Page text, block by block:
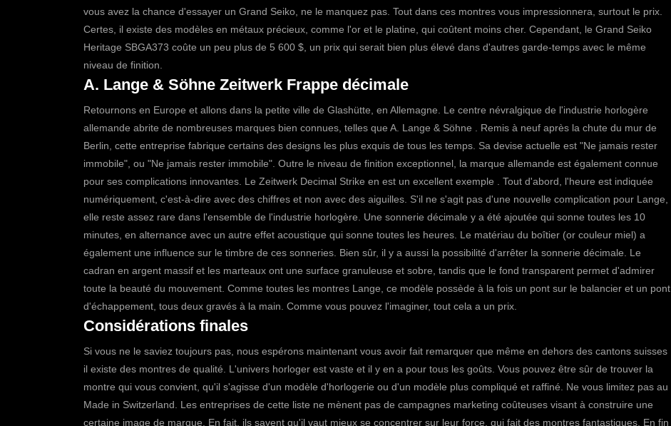
vous avez la chance d'essayer un Grand Seiko, ne le manquez pas. Tout dans ces montres vous impressionnera, surtout le prix.
Certes, il existe des modèles en métaux précieux, comme l'or et le platine, qui coûtent moins cher. Cependant, le Grand Seiko
Heritage SBGA373 coûte un peu plus de 5 600 $, un prix qui serait bien plus élevé dans d'autres garde-temps avec le même
niveau de finition.
A. Lange & Söhne Zeitwerk Frappe décimale
Retournons en Europe et allons dans la petite ville de Glashütte, en Allemagne. Le centre névralgique de l'industrie horlogère
allemande abrite de nombreuses marques bien connues, telles que A. Lange & Söhne . Remis à neuf après la chute du mur de
Berlin, cette entreprise fabrique certains des designs les plus exquis de tous les temps. Sa devise actuelle est "Ne jamais rester
immobile", ou "Ne jamais rester immobile". Outre le niveau de finition exceptionnel, la marque allemande est également connue
pour ses complications innovantes. Le Zeitwerk Decimal Strike en est un excellent exemple . Tout d'abord, l'heure est indiquée
numériquement, c'est-à-dire avec des chiffres et non avec des aiguilles. S'il ne s'agit pas d'une nouvelle complication pour Lange,
elle reste assez rare dans l'ensemble de l'industrie horlogère. Une sonnerie décimale y a été ajoutée qui sonne toutes les 10
minutes, en alternance avec un autre effet acoustique qui sonne toutes les heures. Le matériau du boîtier (or couleur miel) a
également une influence sur le timbre de ces sonneries. Bien sûr, il y a aussi la possibilité d'arrêter la sonnerie décimale.
Le
cadran en argent massif et les marteaux ont une surface granuleuse et sobre, tandis que le fond transparent permet d'admirer
toute la beauté du mouvement. Comme toutes les montres Lange, ce modèle possède à la fois un pont sur le balancier et un pont
d'échappement, tous deux gravés à la main. Comme vous pouvez l'imaginer, tout cela a un prix.
Considérations finales
Si vous ne le saviez toujours pas, nous espérons maintenant vous avoir fait remarquer que même en dehors des cantons suisses
il existe des montres de qualité. L'univers horloger est vaste et il y en a pour tous les goûts. Vous pouvez être sûr de trouver la
montre qui vous convient, qu'il s'agisse d'un modèle d'horlogerie ou d'un modèle plus compliqué et raffiné. Ne vous limitez pas au
Made in Switzerland.
Les entreprises de cette liste ne mènent pas de campagnes marketing coûteuses visant à construire une
certaine image de marque. En fait, ils savent qu'il vaut mieux se concentrer sur leur force, qui fait des montres fantastiques. En fin